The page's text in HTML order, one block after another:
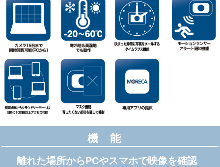
機能
離れた場所からPCやスマホで映像を確認